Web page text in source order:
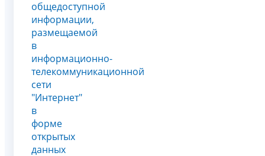
общедоступной
информации,
размещаемой
в
информационно-
телекоммуникационной
сети
"Интернет"
в
форме
открытых
данных